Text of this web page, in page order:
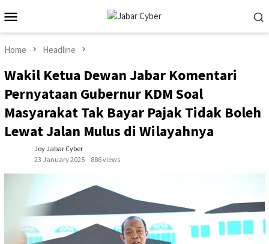
to
contentMenu
Home Headline
Wakil Ketua Dewan Jabar Komentari
Pernyataan Gubernur KDM Soal
Masyarakat Tak Bayar Pajak Tidak Boleh
Lewat Jalan Mulus di Wilayahnya
Joy Jabar Cyber
23 January 2025
886 views